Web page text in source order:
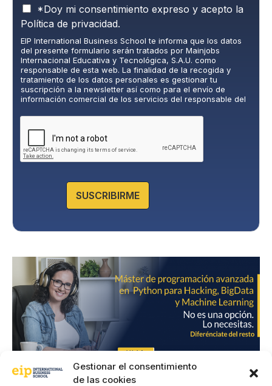
Gestionar el consentimiento
de las cookies
P
o
l
í
t
i
c
a
d
e
v
*Doy mi consentimiento expreso y acepto la
Política de privacidad.
EIP International Business School te informa que los datos
del presente formulario serán tratados por Mainjobs
Internacional Educativa y Tecnológica, S.A.U. como
responsable de esta web. La finalidad de la recogida y
tratamiento de los datos personales es gestionar tu
suscripción a la newsletter así como para el envío de
información comercial de los servicios del responsable del
del/a interesado/a. No se cederán datos a terceros, salvo
obligación legal. Podrás ejercer tus derechos de acceso,
rectificación, limitación y supresión de los datos en
cumplimiento@grupomainjobs.com
, así como el derecho a
presentar una reclamación ante la autoridad de control.
encontrarás en nuestra página web.
SUSCRIBIRME